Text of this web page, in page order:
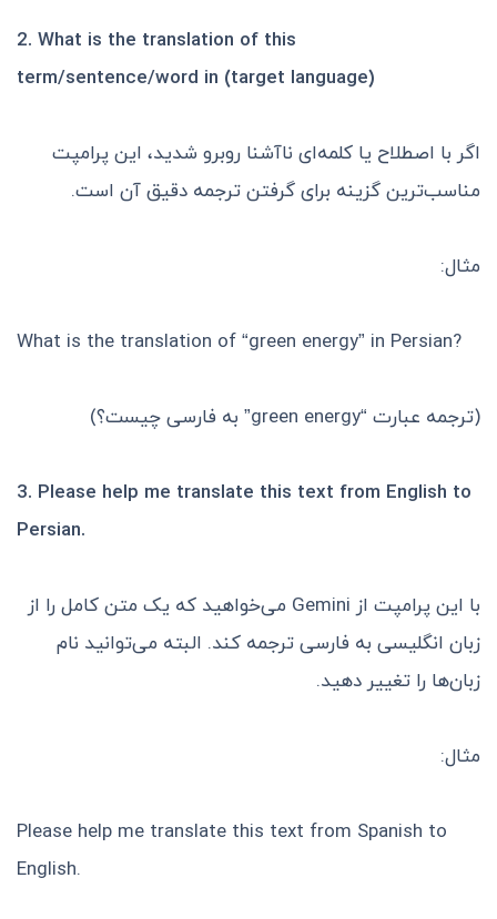
2. What is the translation of this
term/sentence/word in (target language)
اگر با اصطلاح یا کلمه‌ای ناآشنا روبرو شدید، این پرامپت
مناسب‌ترین گزینه برای گرفتن ترجمه دقیق آن است.
مثال:
What is the translation of “green energy” in Persian?
(ترجمه عبارت “green energy” به فارسی چیست؟)
3. Please help me translate this text from English to
Persian.
با این پرامپت از Gemini می‌خواهید که یک متن کامل را از
زبان انگلیسی به فارسی ترجمه کند. البته می‌توانید نام
زبان‌ها را تغییر دهید.
مثال:
Please help me translate this text from Spanish to
English.